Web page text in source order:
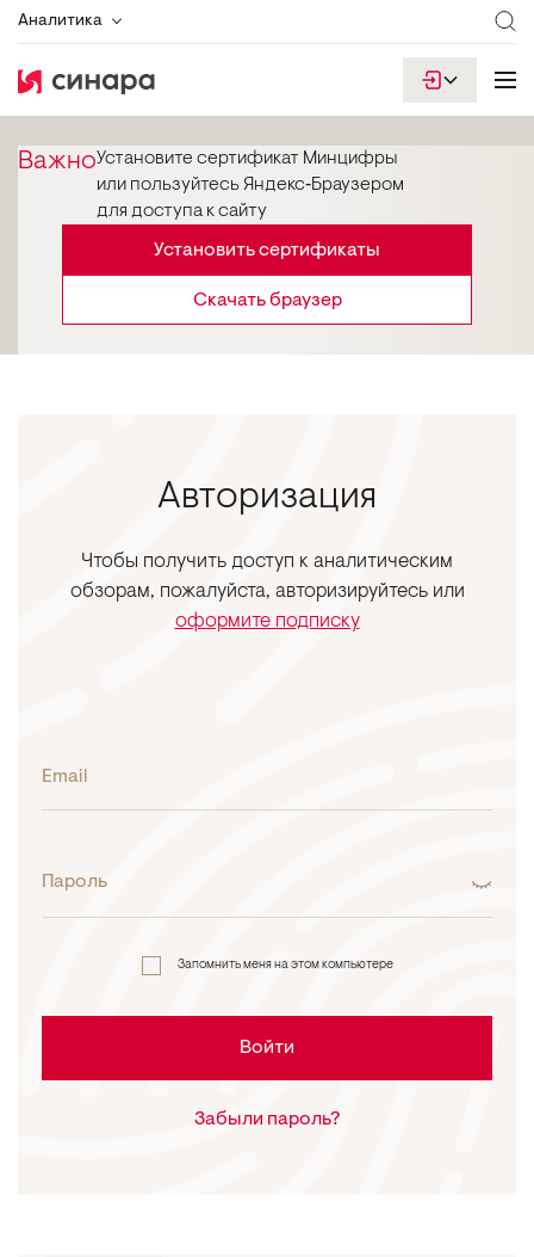
Аналитика
ВажноУстановите сертификат Минцифры
или пользуйтесь Яндекс‑Браузером
для доступа к сайту
Установить сертификаты
Скачать браузер
Авторизация
Чтобы получить доступ к аналитическим
обзорам, пожалуйста, авторизируйтесь или
оформите подписку
Email
Пароль
Запомнить меня на этом компьютере
Войти
Забыли пароль?